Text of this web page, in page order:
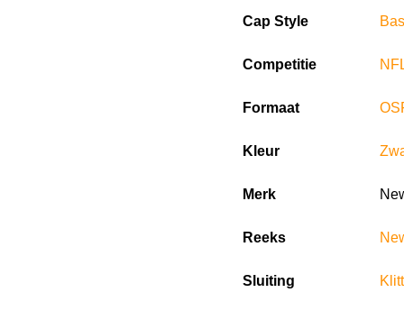
Cap Style
Competitie
Formaat
Kleur
Merk
Reeks
Sluiting